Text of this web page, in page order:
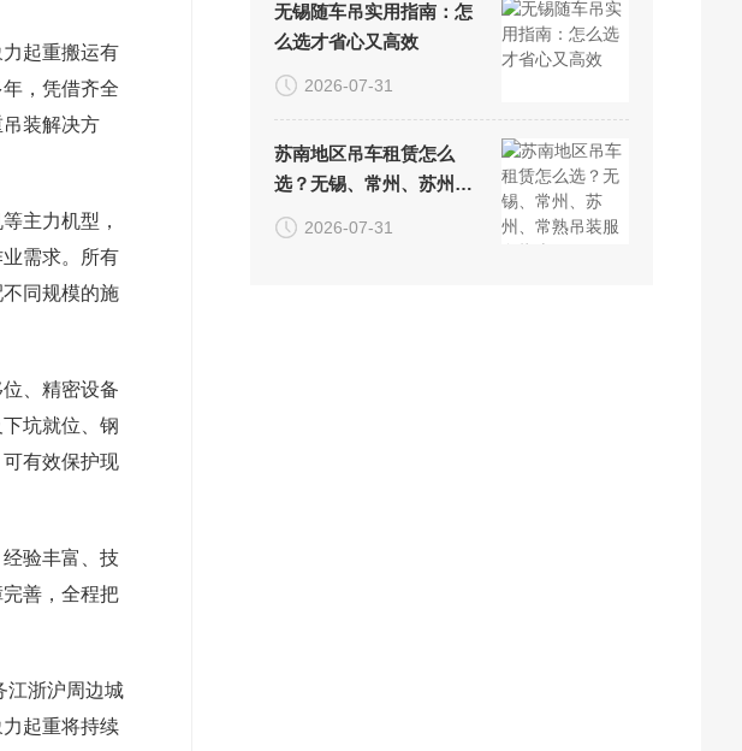
起重搬运有
，凭借齐全
装解决方
主力机型，
需求。所有
同规模的施
、精密设备
坑就位、钢
有效保护现
验丰富、技
善，全程把
江浙沪周边城
起重将持续
无锡随车吊实用指南：怎
么选才省心又高效
2026-07-31
苏南地区吊车租赁怎么
选？无锡、常州、苏州、
常熟吊装服务指南
2026-07-31